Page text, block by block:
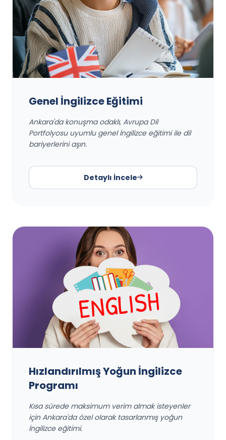
Genel İngilizce Eğitimi
Ankara'da konuşma odaklı, Avrupa Dil
Portfolyosu uyumlu genel İngilizce eğitimi ile dil
bariyerlerini aşın.
Detaylı İncele
Hızlandırılmış Yoğun İngilizce
Programı
Kısa sürede maksimum verim almak isteyenler
için Ankara'da özel olarak tasarlanmış yoğun
İngilizce eğitimi.